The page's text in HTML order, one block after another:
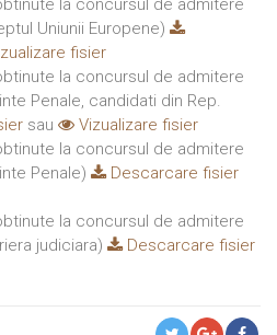
la concursul de admitere
Uniunii Europene)
fisier
la concursul de admitere
Penale, candidati din Rep.
sau
Vizualizare fisier
la concursul de admitere
Penale)
Descarcare fisier
la concursul de admitere
judiciara)
Descarcare fisier